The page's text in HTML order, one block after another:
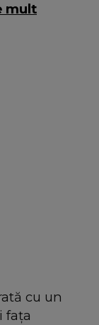
mult
cu un
fața